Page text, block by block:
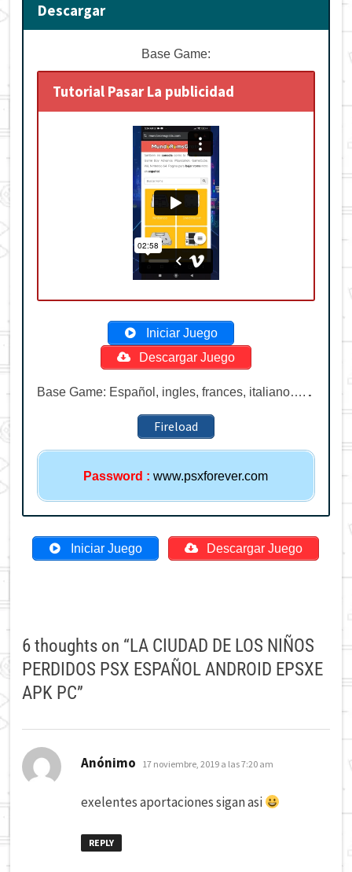
Descargar
Base Game:
Tutorial Pasar La publicidad
Iniciar Juego
Descargar Juego
Base Game: Español, ingles, frances, italiano…. .
Fireload
Password : www.psxforever.com
Iniciar Juego Descargar Juego
6 thoughts on “LA CIUDAD DE LOS NIÑOS
PERDIDOS PSX ESPAÑOL ANDROID EPSXE
APK PC”
Anónimo dice:
17 noviembre, 2019 a las 7:20 am
exelentes aportaciones sigan asi
REPLY